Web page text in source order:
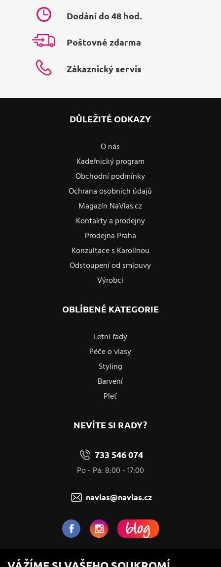
Dodání do 48 hod.
Poštovné zdarma
Zákaznický servis
DŮLEŽITÉ ODKAZY
O nás
Kadeřnický program
Obchodní podmínky
Ochrana osobních údajů
Magazín NaVlas.cz
Kontakty a prodejny
Prodejna Praha
Konzultace s Karolínou
Odstoupení od smlouvy
Výrobci
OBLÍBENÉ KATEGORIE
Letní řady
Péče o vlasy
Styling
Barvení
Pleť
NEVÍTE SI RADY?
733 546 074
Po - Pá: 8:00 - 17:00
navlas@navlas.cz
NaVlas.cz - Vlasová kosmetika